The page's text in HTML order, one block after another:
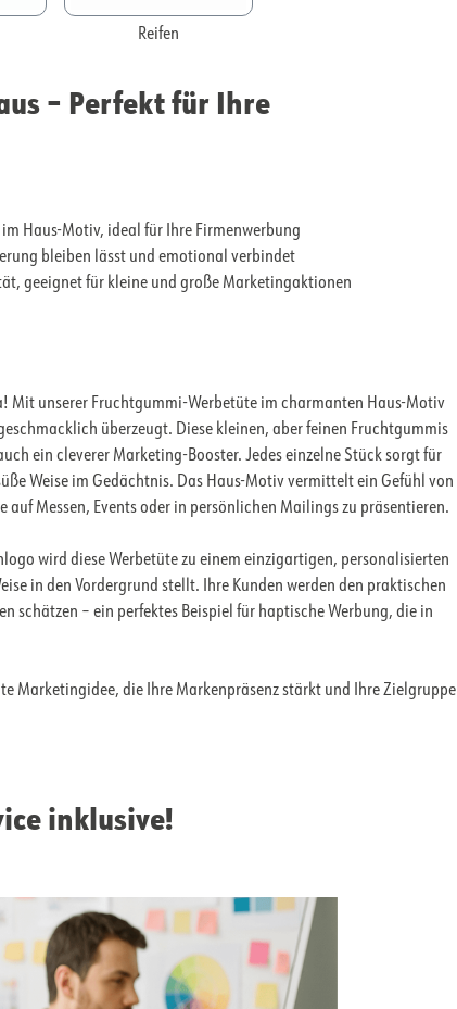
Reifen
– Perfekt für Ihre
Haus-Motiv, ideal für Ihre Firmenwerbung
bleiben lässt und emotional verbindet
geeignet für kleine und große Marketingaktionen
Mit unserer Fruchtgummi-Werbetüte im charmanten Haus-Motiv
überzeugt. Diese kleinen, aber feinen Fruchtgummis
ein cleverer Marketing-Booster. Jedes einzelne Stück sorgt für
Weise im Gedächtnis. Das Haus-Motiv vermittelt ein Gefühl von
Messen, Events oder in persönlichen Mailings zu präsentieren.
wird diese Werbetüte zu einem einzigartigen, personalisierten
in den Vordergrund stellt. Ihre Kunden werden den praktischen
schätzen – ein perfektes Beispiel für haptische Werbung, die in
Marketingidee, die Ihre Markenpräsenz stärkt und Ihre Zielgruppe
inklusive!